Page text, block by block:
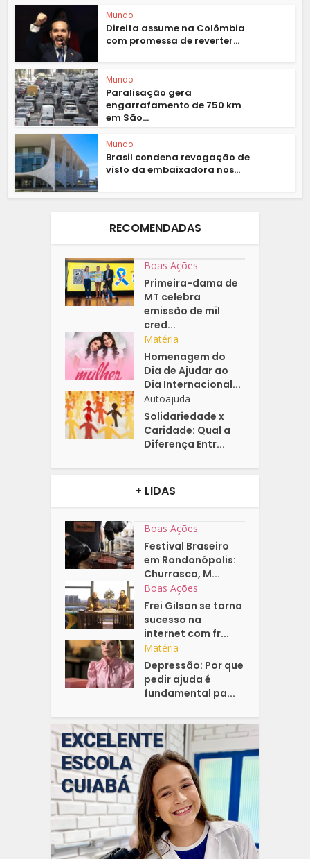
Mundo
Direita assume na Colômbia
com promessa de reverter...
Mundo
Paralisação gera
engarrafamento de 750 km
em São...
Mundo
Brasil condena revogação de
visto da embaixadora nos...
RECOMENDADAS
Boas Ações
Primeira-dama de
MT celebra
emissão de mil
cred...
Matéria
Homenagem do
Dia de Ajudar ao
Dia Internacional...
Autoajuda
Solidariedade x
Caridade: Qual a
Diferença Entr...
+ LIDAS
Boas Ações
Festival Braseiro
em Rondonópolis:
Churrasco, M...
Boas Ações
Frei Gilson se torna
sucesso na
internet com fr...
Matéria
Depressão: Por que
pedir ajuda é
fundamental pa...